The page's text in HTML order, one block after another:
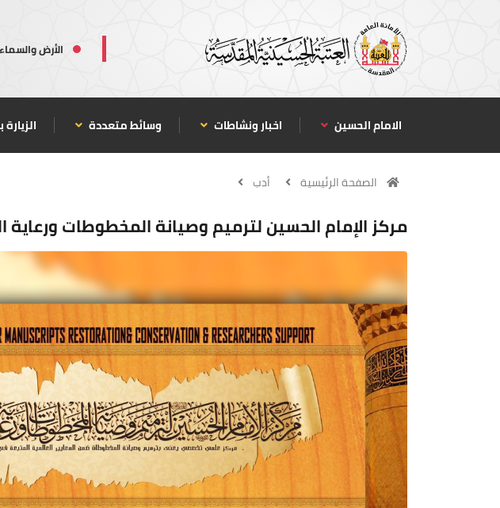
الأرض
الامام الحسين اخبار ونشاطات وسائط متعددة الزيارة
الصفحة الرئيسية أدب
مركز الإمام الحسين لترميم وصيانة المخطوطات ورعاية